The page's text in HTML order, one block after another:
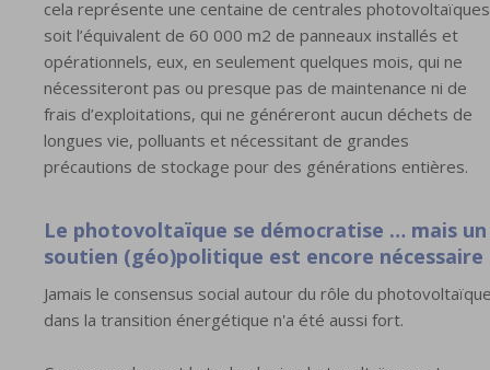
cela représente une centaine de centrales
soit l’équivalent de 60 000 m2 de panneaux installés et
opérationnels, eux, en seulement quelques mois, qui ne
nécessiteront pas ou presque pas de maintenance ni de
frais d’exploitations, qui ne généreront aucun déchets de
longues vie, polluants et nécessitant de grandes
précautions de stockage pour des générations entières.
Le photovoltaïque se démocratise … mais un
soutien (géo)politique est encore nécessaire
Jamais le consensus social autour du rôle du
dans la transition énergétique n'a été aussi fort.